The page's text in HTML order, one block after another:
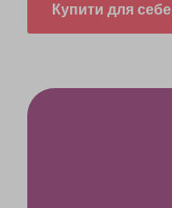
Купити для себе